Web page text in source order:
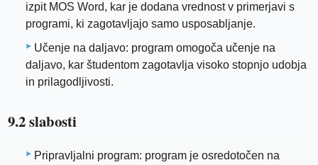
izpit MOS Word, kar je dodana vrednost v primerjavi s
programi, ki zagotavljajo samo usposabljanje.
Učenje na daljavo: program omogoča učenje na
daljavo, kar študentom zagotavlja visoko stopnjo udobja
in prilagodljivosti.
9.2 slabosti
Pripravljalni program: program je osredotočen na